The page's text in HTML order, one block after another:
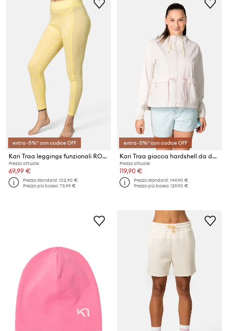
extra -5%* con codice OFF
Kari Traa leggings funzionali ROSE
Prezzo attuale:
69,99 €
Prezzo standard:102,90 €
Prezzo più basso:73,99 €
extra -5%* con codice OFF
Kari Traa giacca hardshell da donna Luna
Prezzo attuale:
119,90 €
Prezzo standard:149,90 €
Prezzo più basso:129,90 €